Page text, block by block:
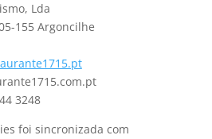
Lda
155 Argoncilhe
3248
foi sincronizada com